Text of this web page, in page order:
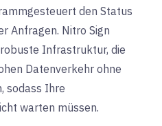
den Status
Anfragen. Nitro Sign
Infrastruktur, die
Datenverkehr ohne
sodass Ihre
warten müssen.